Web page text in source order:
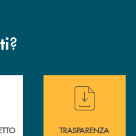
?
assistenza immediata ?
Hai bisogno di
TRASPARENZA